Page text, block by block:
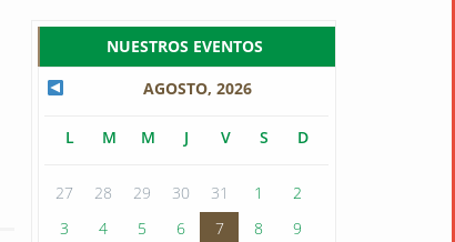
NUESTROS EVENTOS
AGOSTO, 2026
L M M J V S D
27 28 29 30 31 1
2
3
4 5 6 7 8
9